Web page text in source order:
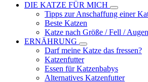
DIE KATZE FÜR MICH
Tipps zur Anschaffung einer
Beste Katzen
Katze nach Größe / Fell / Augen
ERNÄHRUNG
Darf meine Katze das fressen?
Katzenfutter
Essen für Katzenbabys
Alternatives Katzenfutter